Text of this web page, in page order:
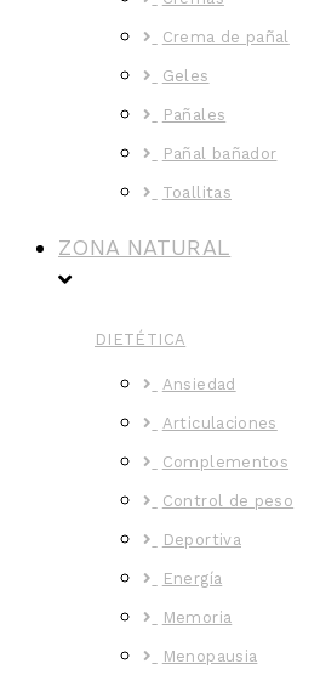
Crema de pañal
Geles
Pañales
Pañal bañador
Toallitas
ZONA NATURAL
DIETÉTICA
Ansiedad
Articulaciones
Complementos
Control de peso
Deportiva
Energía
Memoria
Menopausia